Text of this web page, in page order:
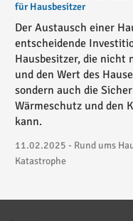
für Hausbesitzer
Der Austausch einer
entscheidende
Hausbesitzer, die nicht
und den Wert des
sondern auch die
Wärmeschutz und den
kann.
11.02.2025 - Rund ums
Katastrophe